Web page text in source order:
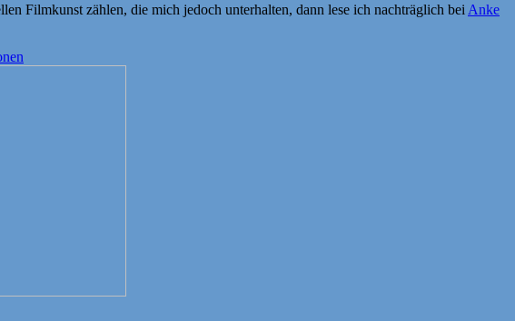
Filmkunst zählen, die mich jedoch unterhalten, dann lese ich nachträglich bei Anke